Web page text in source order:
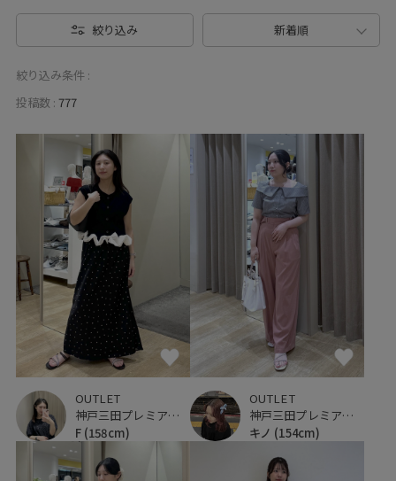
絞り込み 新着順
絞り込み条件 :
投稿数 : 777
OUTLET
神戸三田プレミアム・アウトレット
F (158cm)
OUTLET
神戸三田プレミアム・アウトレット
キノ (154cm)